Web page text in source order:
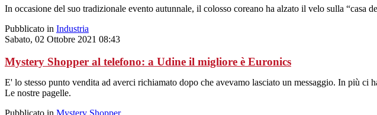
In occasione del suo tradizionale evento autunnale, il colosso coreano ha alzato il velo sulla “casa
Pubblicato in Industria
Sabato, 02 Ottobre 2021 08:43
Mystery Shopper al telefono: a Udine il migliore è Euronics
E' lo stesso punto vendita ad averci richiamato dopo che avevamo lasciato un messaggio. In più
Le nostre pagelle.
Pubblicato in Mystery Shopper